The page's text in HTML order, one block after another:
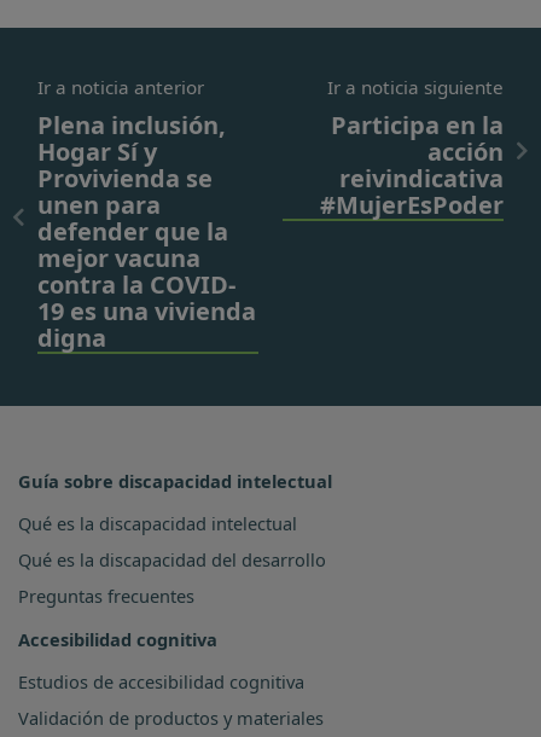
Ir a noticia anterior
Plena inclusión,
Hogar Sí y
Provivienda se
unen para
defender que la
mejor vacuna
contra la COVID-
19 es una vivienda
digna
Ir a noticia siguiente
Participa en la
acción
reivindicativa
#MujerEsPoder
Guía sobre discapacidad intelectual
Qué es la discapacidad intelectual
Qué es la discapacidad del desarrollo
Preguntas frecuentes
Accesibilidad cognitiva
Estudios de accesibilidad cognitiva
Validación de productos y materiales